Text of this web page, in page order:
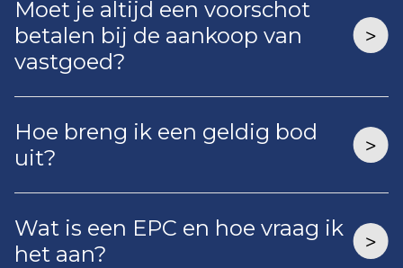
Moet je altijd een voorschot
betalen bij de aankoop van
vastgoed?
Hoe breng ik een geldig bod
uit?
Wat is een EPC en hoe vraag ik
het aan?